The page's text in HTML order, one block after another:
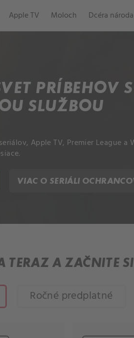
Apple TV Moloch Dcéra národa
PRÍBEHOV
SLUŽBOU
Apple TV, Premier League a
VIAC O SERIÁLI
TERAZ A
Ročné predplatné